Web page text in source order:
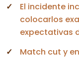
El incidente
colocarlos
expectativas
Match cut y